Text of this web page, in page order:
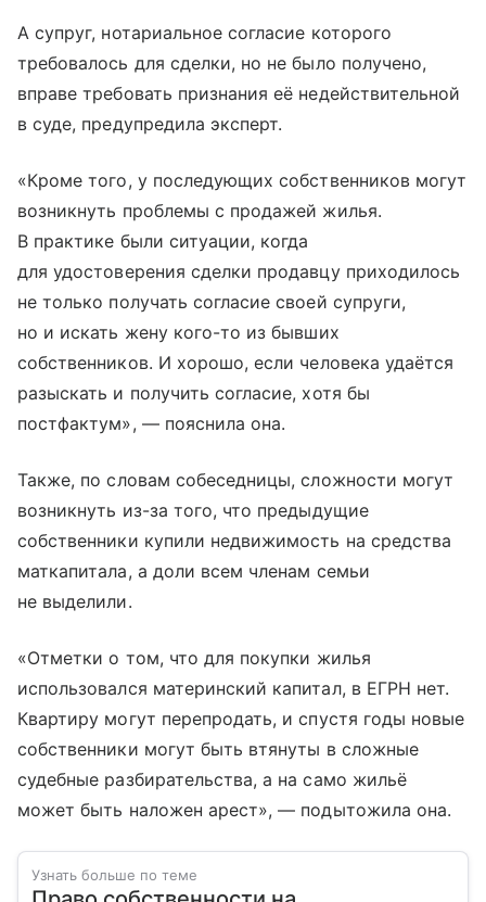
А супруг, нотариальное согласие которого
требовалось для сделки, но не было получено,
вправе требовать признания её недействительной
в суде, предупредила эксперт.
«Кроме того, у последующих собственников могут
возникнуть проблемы с продажей жилья.
В практике были ситуации, когда
для удостоверения сделки продавцу приходилось
не только получать согласие своей супруги,
но и искать жену кого-то из бывших
собственников. И хорошо, если человека удаётся
разыскать и получить согласие, хотя бы
постфактум», — пояснила она.
Также, по словам собеседницы, сложности могут
возникнуть из-за того, что предыдущие
собственники купили недвижимость на средства
маткапитала, а доли всем членам семьи
не выделили.
«Отметки о том, что для покупки жилья
использовался материнский капитал, в ЕГРН нет.
Квартиру могут перепродать, и спустя годы новые
собственники могут быть втянуты в сложные
судебные разбирательства, а на само жильё
может быть наложен арест», — подытожила она.
Узнать больше по теме